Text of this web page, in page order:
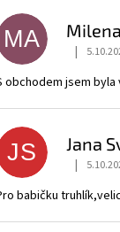
MA |
obchodem jsem byla
JS Jana
|
babičku